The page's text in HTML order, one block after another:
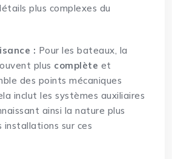
plus complexes du
: Pour les bateaux, la
plus complète et
des points mécaniques
inclut les systèmes auxiliaires
ainsi la nature plus
installations sur ces